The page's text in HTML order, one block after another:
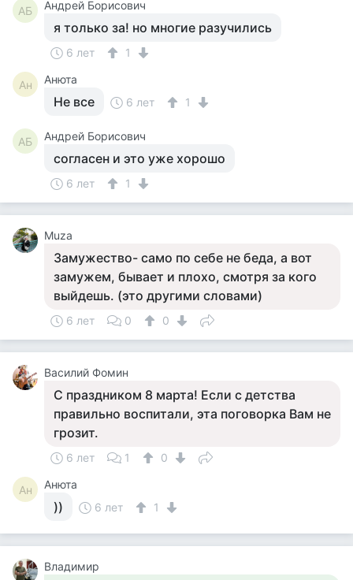
АБ Андрей Борисович
я только за! но многие разучились
6 лет 1
Ан Анюта
Не все 6 лет 1
АБ Андрей Борисович
согласен и это уже хорошо
6 лет 1
Muza
Замужество- само по себе не беда, а вот
замужем, бывает и плохо, смотря за кого
выйдешь. (это другими словами)
6 лет 0 0
Василий Фомин
С праздником 8 марта! Если с детства
правильно воспитали, эта поговорка Вам не
грозит.
6 лет 1 0
Ан Анюта
)) 6 лет 1
Владимир